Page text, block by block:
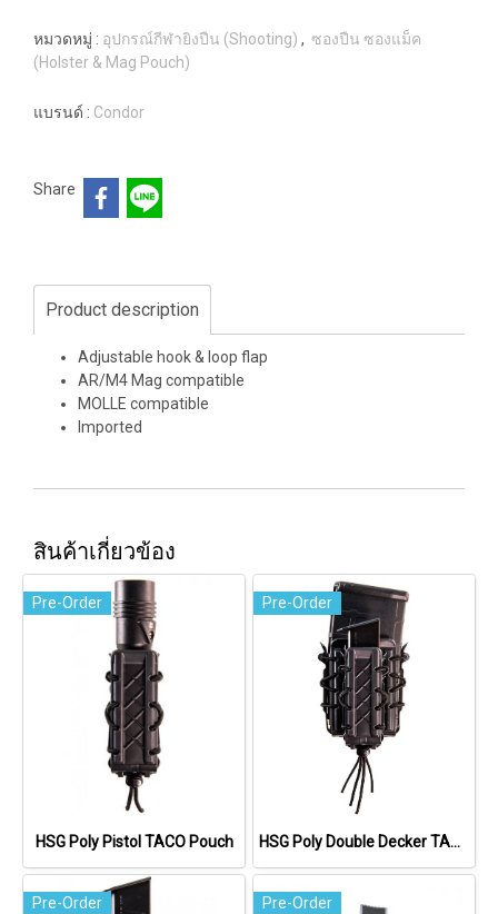
หมวดหมู่ : อุปกรณ์กีฬายิงปืน (Shooting) , ซองปืน ซองแม็ค
(Holster & Mag Pouch)
แบรนด์ : Condor
Share
Product description
Adjustable hook & loop flap
AR/M4 Mag compatible
MOLLE compatible
Imported
สินค้าเกี่ยวข้อง
Pre-Order
HSG Poly Pistol TACO Pouch
Pre-Order
HSG Poly Double Decker TACO Rifle Pouch
Pre-Order Pre-Order